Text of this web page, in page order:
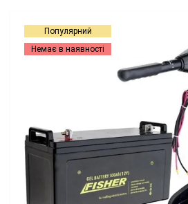
Популярний
Немає в наявності